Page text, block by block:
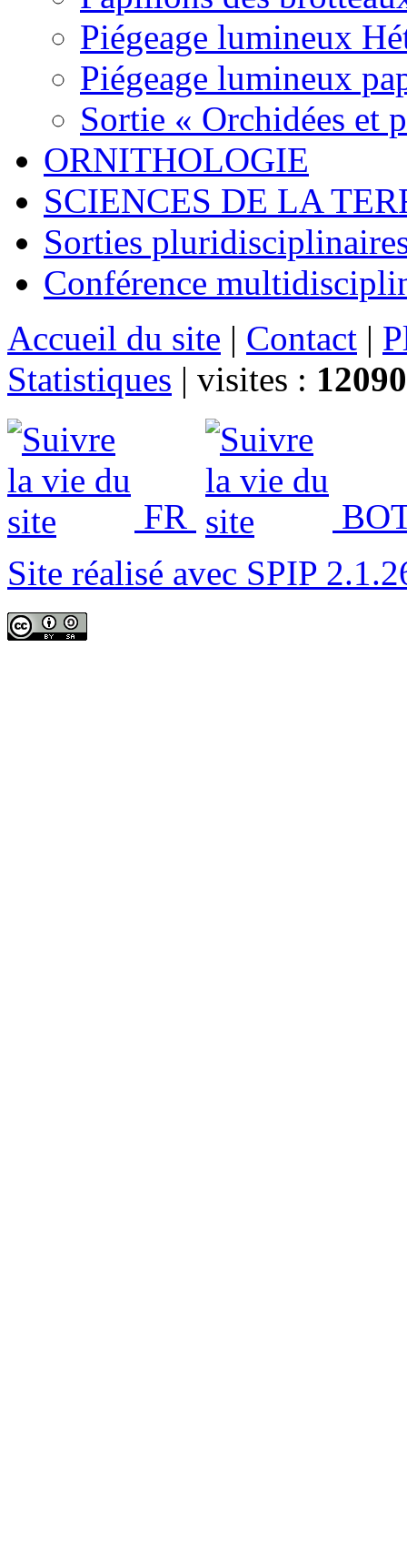
Piégeage lumineux
Piégeage lumineux
Sortie « Orchidées et
ORNITHOLOGIE
SCIENCES DE LA
Sorties
Conférence
Accueil du site | Contact |
Statistiques | visites :
FR
Site réalisé avec SPIP